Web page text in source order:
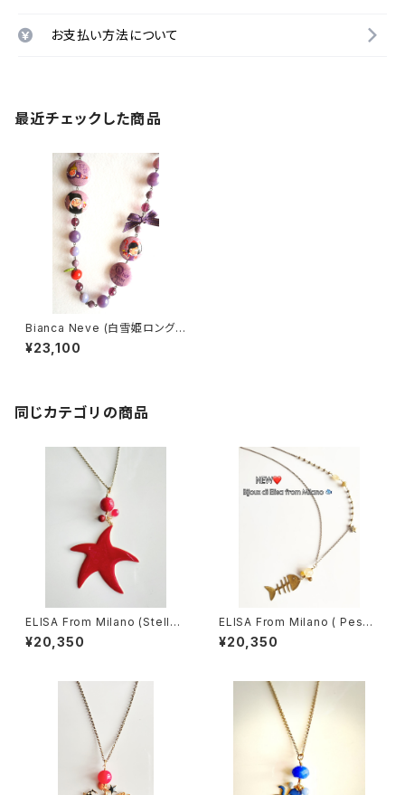
お支払い方法について
最近チェックした商品
Bianca Neve (白雪姫ロング
ネックレス)
¥23,100
同じカテゴリの商品
ELISA From Milano (Stella
Marina)
¥20,350
ELISA From Milano ( Pesc
e)
¥20,350